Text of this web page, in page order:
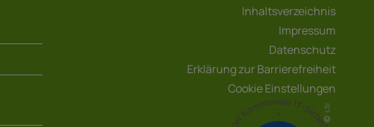
Inhaltsverzeichnis
Impressum
Datenschutz
Erklärung zur Barrierefreiheit
Cookie Einstellungen
LSI